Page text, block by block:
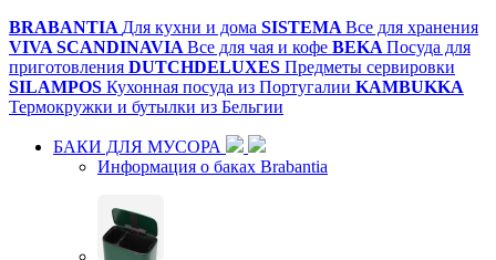
BRABANTIA Для кухни и дома SISTEMA Все для хранения
VIVA SCANDINAVIA Все для чая и кофе BEKA Посуда для
приготовления DUTCHDELUXES Предметы сервировки
SILAMPOS Кухонная посуда из Португалии KAMBUKKA
Термокружки и бутылки из Бельгии
БАКИ ДЛЯ МУСОРА
Информация о баках Brabantia